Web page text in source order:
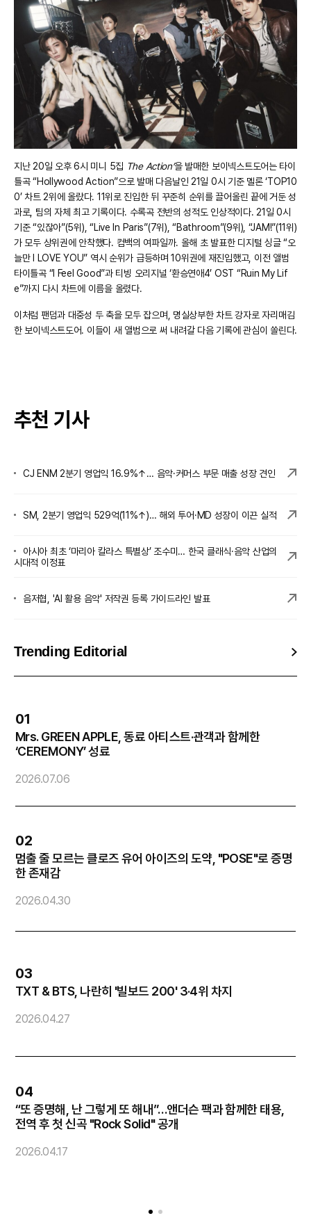
지난 20일 오후 6시 미니 5집 The Action’을 발매한 보이넥스트도어는 타이
틀곡 “Hollywood Action”으로 발매 다음날인 21일 0시 기준 멜론 ‘TOP10
0’ 차트 2위에 올랐다. 11위로 진입한 뒤 꾸준히 순위를 끌어올린 끝에 거둔 성
과로, 팀의 자체 최고 기록이다. 수록곡 전반의 성적도 인상적이다. 21일 0시
기준 “있잖아”(5위), “Live In Paris”(7위), “Bathroom”(9위), “JAM!”(11위)
가 모두 상위권에 안착했다. 컴백의 여파일까. 올해 초 발표한 디지털 싱글 “오
늘만 I LOVE YOU” 역시 순위가 급등하며 10위권에 재진입했고, 이전 앨범
타이틀곡 “I Feel Good”과 티빙 오리지널 ‘환승연애4’ OST “Ruin My Lif
e”까지 다시 차트에 이름을 올렸다.
이처럼 팬덤과 대중성 두 축을 모두 잡으며, 명실상부한 차트 강자로 자리매김
한 보이넥스트도어. 이들이 새 앨범으로 써 내려갈 다음 기록에 관심이 쏠린다.
추천 기사
CJ ENM 2분기 영업익 16.9%↑… 음악·커머스 부문 매출 성장 견인
SM, 2분기 영업익 529억(11%↑)… 해외 투어·MD 성장이 이끈 실적
아시아 최초 ‘마리아 칼라스 특별상’ 조수미… 한국 클래식·음악 산업의
시대적 이정표
음저협, 'AI 활용 음악' 저작권 등록 가이드라인 발표
Trending Editorial
01
Mrs. GREEN APPLE, 동료 아티스트·관객과 함께한
‘CEREMONY’ 성료
2026.07.06
02
멈출 줄 모르는 클로즈 유어 아이즈의 도약, "POSE"로 증명
한 존재감
2026.04.30
03
TXT & BTS, 나란히 '빌보드 200' 3·4위 차지
2026.04.27
04
“또 증명해, 난 그렇게 또 해내”…앤더슨 팩과 함께한 태용,
전역 후 첫 신곡 "Rock Solid" 공개
2026.04.17